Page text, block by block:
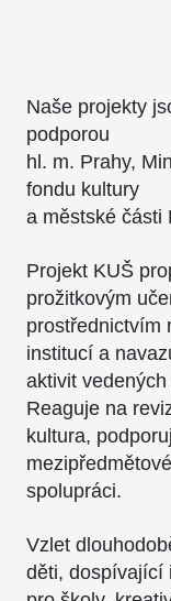
Naše projekty
podporou
hl. m. Prahy,
fondu kultury
a městské části
Projekt KUŠ
prožitkovým
prostřednictvím
institucí a
aktivit
Reaguje na
kultura,
spolupráci.
Vzlet
děti, dospívající